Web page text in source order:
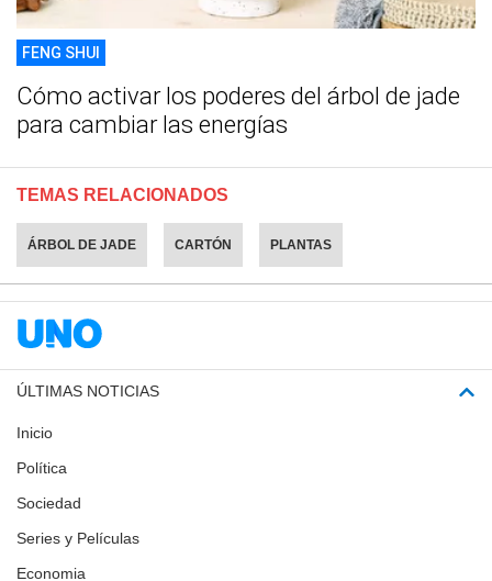
FENG SHUI
Cómo activar los poderes del árbol de jade
para cambiar las energías
TEMAS RELACIONADOS
ÁRBOL DE JADE CARTÓN PLANTAS
ÚLTIMAS NOTICIAS
Inicio
Política
Sociedad
Series y Películas
Economia